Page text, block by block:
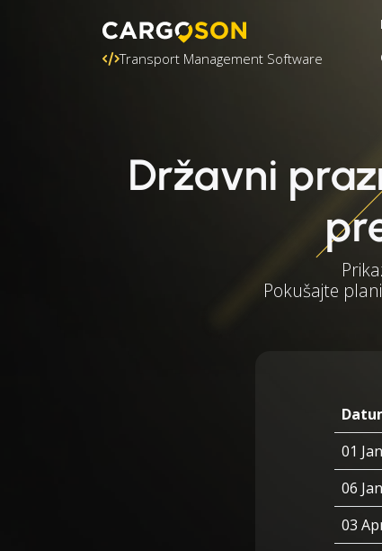
Transport Management Software
Državni
Pokušajte
01 Jan
06 Jan
03